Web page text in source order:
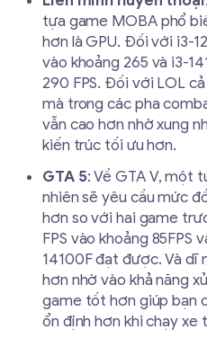
tựa game MOBA phổ
hơn là GPU. Đối với i3-
vào khoảng 265 và i3-
290 FPS. Đối với LOL
mà trong các pha
vẫn cao hơn nhờ xung
kiến trúc tối ưu hơn.
GTA 5: Về GTA V, một
nhiên sẽ yêu cầu mức
hơn so với hai game
FPS vào khoảng 85FPS
14100F đạt được. Và dĩ
hơn nhờ vào khả năng
game tốt hơn giúp bạn
ổn định hơn khi chạy